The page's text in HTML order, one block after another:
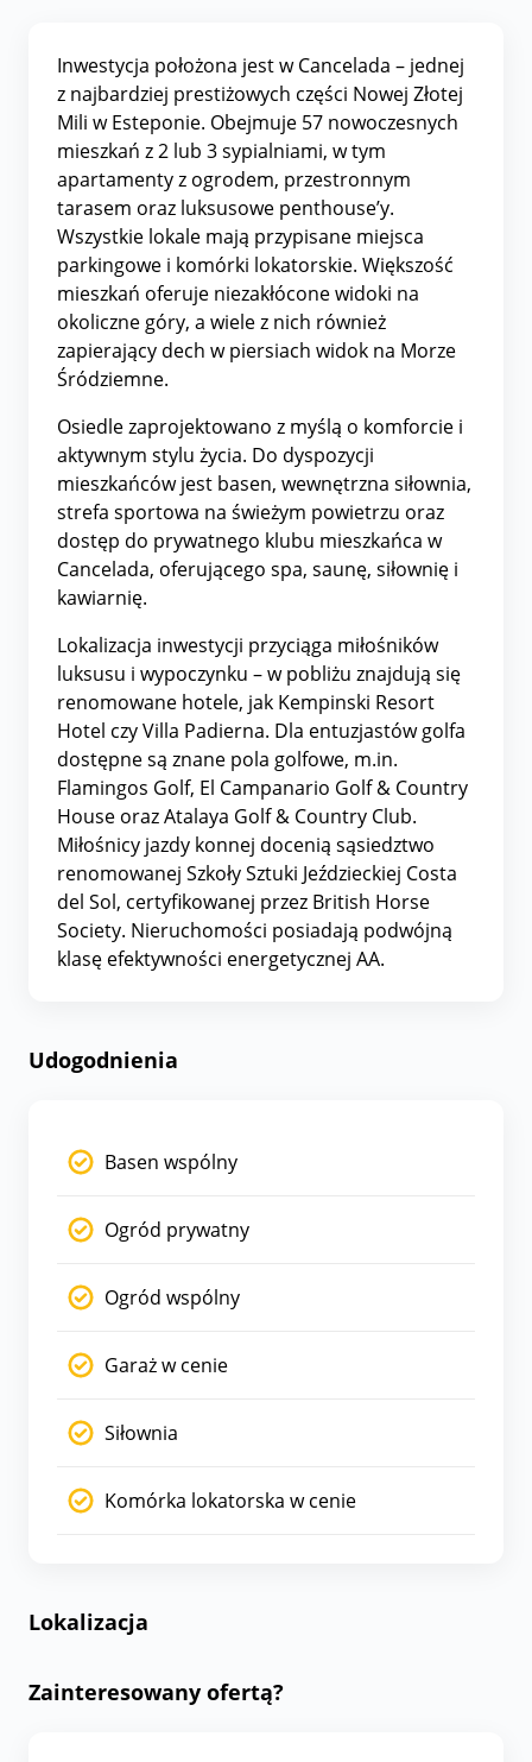
Inwestycja położona jest w Cancelada – jednej
z najbardziej prestiżowych części Nowej Złotej
Mili w Esteponie. Obejmuje 57 nowoczesnych
mieszkań z 2 lub 3 sypialniami, w tym
apartamenty z ogrodem, przestronnym
tarasem oraz luksusowe penthouse’y.
Wszystkie lokale mają przypisane miejsca
parkingowe i komórki lokatorskie. Większość
mieszkań oferuje niezakłócone widoki na
okoliczne góry, a wiele z nich również
zapierający dech w piersiach widok na Morze
Śródziemne.
Osiedle zaprojektowano z myślą o komforcie i
aktywnym stylu życia. Do dyspozycji
mieszkańców jest basen, wewnętrzna siłownia,
strefa sportowa na świeżym powietrzu oraz
dostęp do prywatnego klubu mieszkańca w
Cancelada, oferującego spa, saunę, siłownię i
kawiarnię.
Lokalizacja inwestycji przyciąga miłośników
luksusu i wypoczynku – w pobliżu znajdują się
renomowane hotele, jak Kempinski Resort
Hotel czy Villa Padierna. Dla entuzjastów golfa
dostępne są znane pola golfowe, m.in.
Flamingos Golf, El Campanario Golf & Country
House oraz Atalaya Golf & Country Club.
Miłośnicy jazdy konnej docenią sąsiedztwo
renomowanej Szkoły Sztuki Jeździeckiej Costa
del Sol, certyfikowanej przez British Horse
Society. Nieruchomości posiadają podwójną
klasę efektywności energetycznej AA.
Udogodnienia
Basen wspólny
Ogród prywatny
Ogród wspólny
Garaż w cenie
Siłownia
Komórka lokatorska w cenie
Lokalizacja
Zainteresowany ofertą?